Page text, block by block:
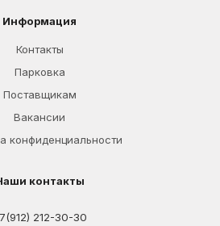
Информация
Контакты
Парковка
Поставщикам
Вакансии
конфиденциальности
контакты
212-30-30